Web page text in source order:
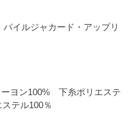
イルジャカード・アップリ
ヨン100% 下糸ポリエステ
テル100％